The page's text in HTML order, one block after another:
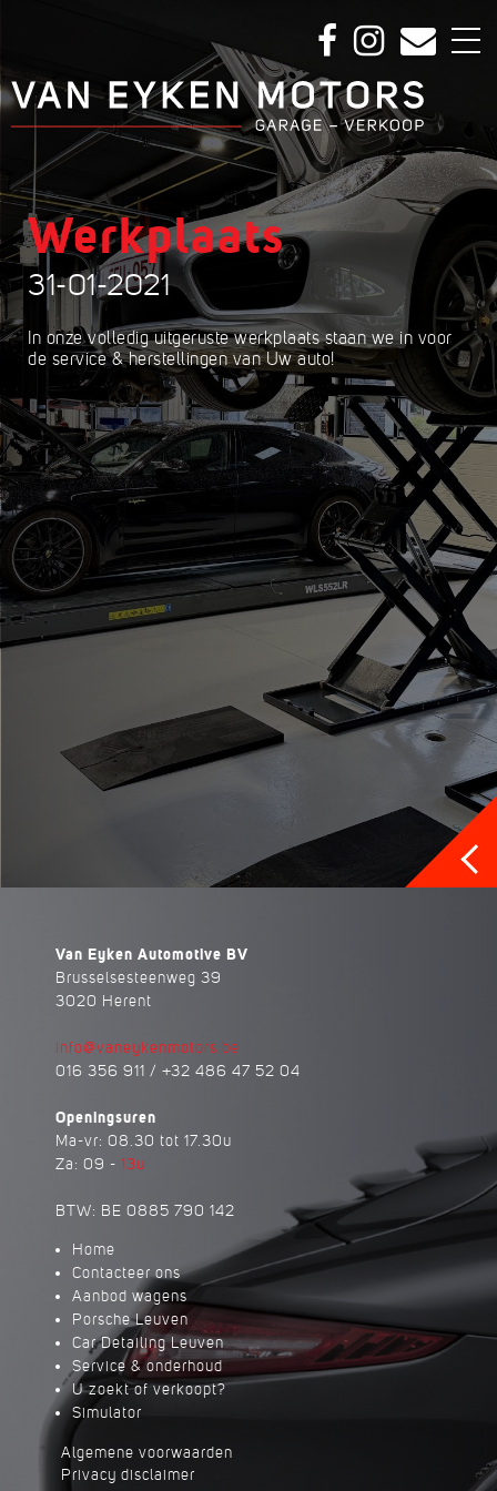
Werkplaats
31-01-2021
In onze volledig uitgeruste werkplaats staan we in voor
de service & herstellingen van Uw auto!
Van Eyken Automotive BV
Brusselsesteenweg 39
3020 Herent
info@vaneykenmotors.be
016 356 911 / +32 486 47 52 04
Openingsuren
Ma-vr: 08.30 tot 17.30u
Za: 09 - 13u
BTW: BE 0885 790 142
Home
Contacteer ons
Aanbod wagens
Porsche Leuven
Car Detailing Leuven
Service & onderhoud
U zoekt of verkoopt?
Simulator
Algemene voorwaarden
Privacy disclaimer